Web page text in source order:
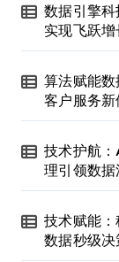
数据引擎
实现飞跃增
算法赋能
客户服务新
技术护航
理引领数
技术赋能
数据秒级决